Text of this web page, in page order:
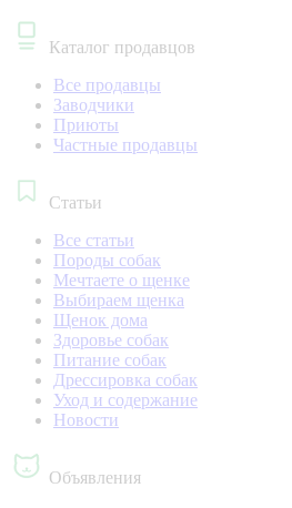
Каталог продавцов
Все продавцы
Заводчики
Приюты
Частные продавцы
Статьи
Все статьи
Породы собак
Мечтаете о щенке
Выбираем щенка
Щенок дома
Здоровье собак
Питание собак
Дрессировка собак
Уход и содержание
Новости
Объявления